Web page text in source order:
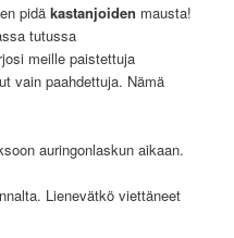
pidäkastanjoiden mausta!
tutussa
meille paistettuja
vain paahdettuja. Nämä
auringonlaskun aikaan.
Lienevätkö viettäneet